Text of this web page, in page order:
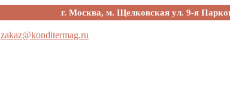
г. Москва, м. Щелковская ул. 9-я
zakaz@konditermag.ru